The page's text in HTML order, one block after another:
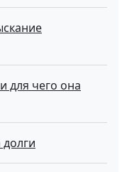
для чего она